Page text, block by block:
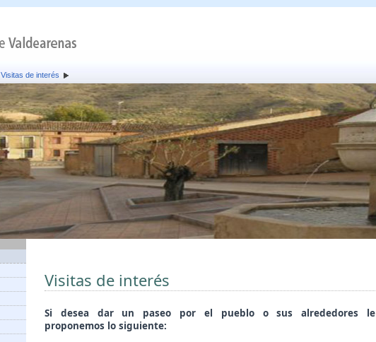
Visitas de interés
Visitas de interés
Si desea dar un paseo por el pueblo o sus alrededores le
proponemos lo siguiente: